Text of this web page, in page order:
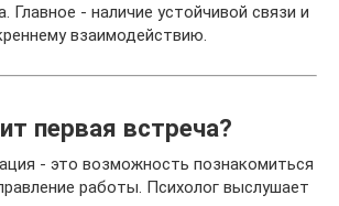
Главное - наличие устойчивой связи и
взаимодействию.
первая встреча?
- это возможность познакомиться
работы. Психолог выслушает